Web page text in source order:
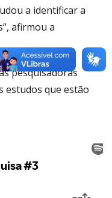
a identificar a
afirmou a
pesquisadoras
estudos que estão